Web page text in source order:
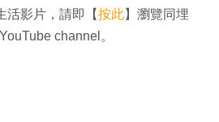
活影片，請即【按此】瀏覽同埋
channel。